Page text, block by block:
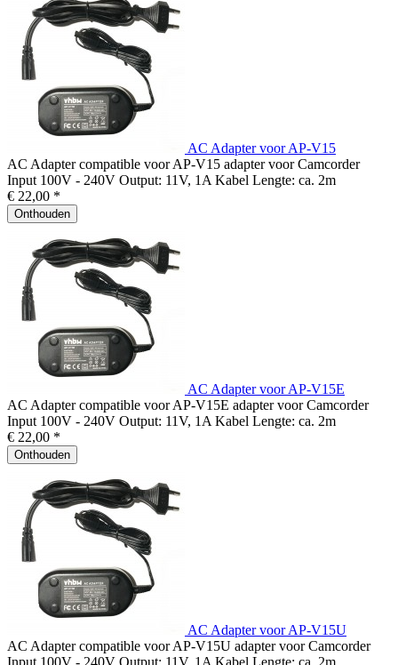
AC Adapter voor AP-V15
AC Adapter compatible voor AP-V15 adapter voor Camcorder
Input 100V - 240V Output: 11V, 1A Kabel Lengte: ca. 2m
€ 22,00 *
Onthouden
AC Adapter voor AP-V15E
AC Adapter compatible voor AP-V15E adapter voor Camcorder
Input 100V - 240V Output: 11V, 1A Kabel Lengte: ca. 2m
€ 22,00 *
Onthouden
AC Adapter voor AP-V15U
AC Adapter compatible voor AP-V15U adapter voor Camcorder
Input 100V - 240V Output: 11V, 1A Kabel Lengte: ca. 2m